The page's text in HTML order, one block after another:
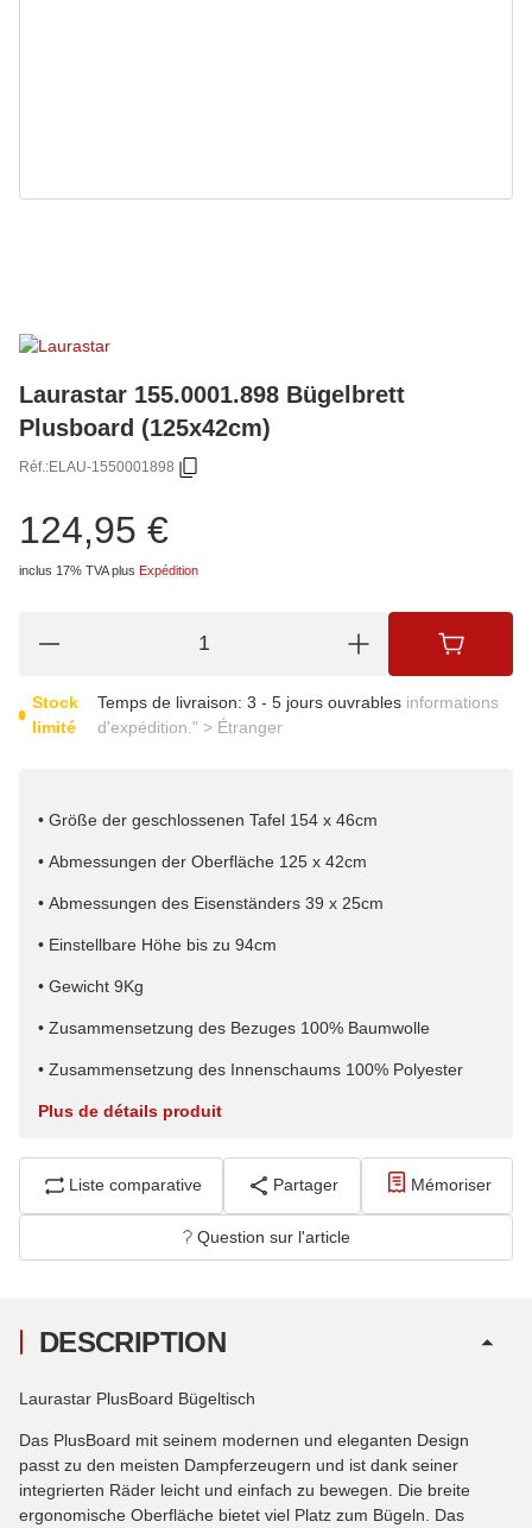
Laurastar 155.0001.898 Bügelbrett
Plusboard (125x42cm)
Réf.:ELAU-1550001898
124,95 €
inclus 17% TVAplus Expédition
Stock
limité
Temps de livraison: 3 - 5 jours ouvrables informations
d'expédition." > Étranger
• Größe der geschlossenen Tafel 154 x 46cm
• Abmessungen der Oberfläche 125 x 42cm
• Abmessungen des Eisenständers 39 x 25cm
• Einstellbare Höhe bis zu 94cm
• Gewicht 9Kg
• Zusammensetzung des Bezuges 100% Baumwolle
• Zusammensetzung des Innenschaums 100% Polyester
Plus de détails produit
Liste comparative Partager Mémoriser
Question sur l'article
DESCRIPTION
Laurastar PlusBoard Bügeltisch
Das PlusBoard mit seinem modernen und eleganten Design
passt zu den meisten Dampferzeugern und ist dank seiner
integrierten Räder leicht und einfach zu bewegen. Die breite
ergonomische Oberfläche bietet viel Platz zum Bügeln. Das